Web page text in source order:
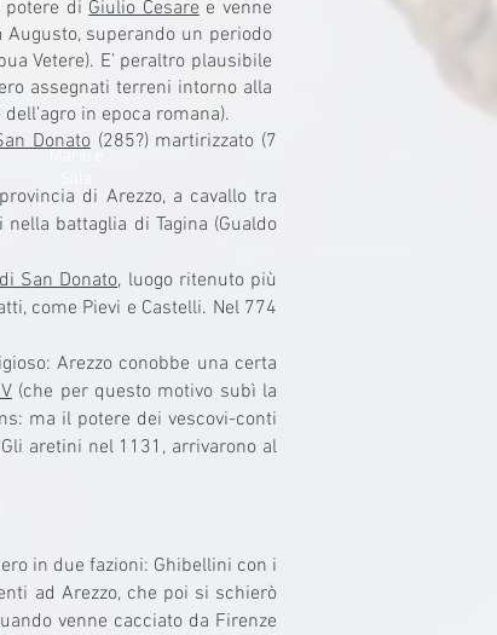
potere diGiulio Cesaree venne
Augusto, superando un periodo
Vetere). E’ peraltro plausibile
assegnati terreni intorno alla
in epoca romana).
Donato(285?) martirizzato (7
di Arezzo, a cavallo tra
battaglia di Tagina (Gualdo
San Donato, luogo ritenuto più
come Pievi e Castelli. Nel 774
Arezzo conobbe una certa
(che per questo motivo subì la
ma il potere dei vescovi-conti
aretini nel 1131, arrivarono al
in due fazioni: Ghibellini con i
ad Arezzo, che poi si schierò
venne cacciato da Firenze